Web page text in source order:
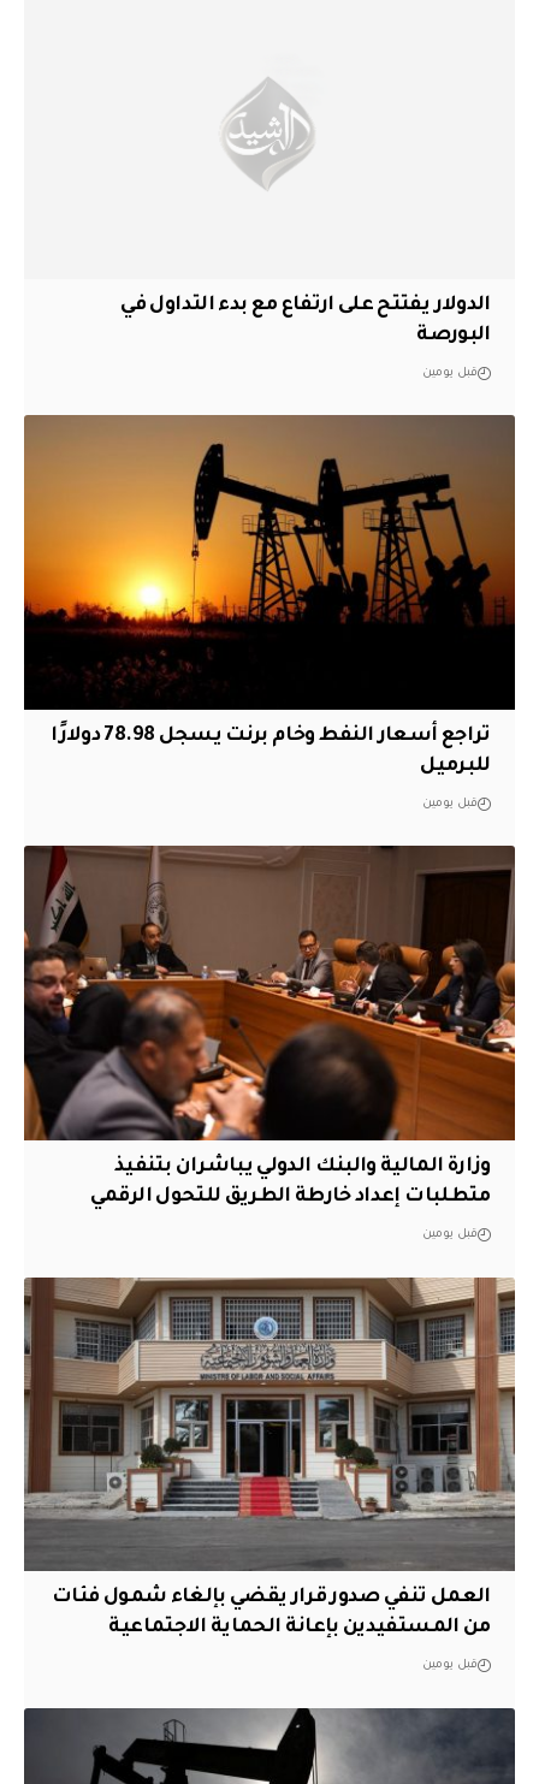
الدولار يفتتح على ارتفاع مع بدء التداول في
البورصة
قبل يومين
تراجع أسعار النفط وخام برنت يسجل 78.98 دولارًا
للبرميل
قبل يومين
وزارة المالية والبنك الدولي يباشران بتنفيذ
متطلبات إعداد خارطة الطريق للتحول الرقمي
قبل يومين
العمل تنفي صدور قرار يقضي بإلغاء شمول فئات
من المستفيدين بإعانة الحماية الاجتماعية
قبل يومين